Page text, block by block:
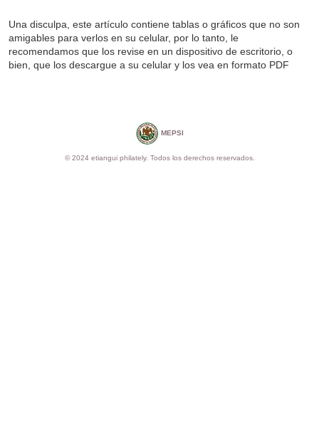
Una disculpa, este artículo contiene tablas o gráficos que no son
amigables para verlos en su celular, por lo tanto, le
recomendamos que los revise en un dispositivo de escritorio, o
bien, que los descargue a su celular y los vea en formato PDF
MEPSI
© 2024 etiangui philately. Todos los derechos reservados.